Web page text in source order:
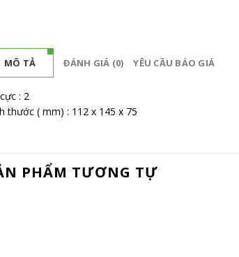
MÔ TẢ ĐÁNH GIÁ (0) YÊU CẦU BÁO GIÁ
: 2
thước ( mm) : 112 x 145 x 75
PHẨM TƯƠNG TỰ